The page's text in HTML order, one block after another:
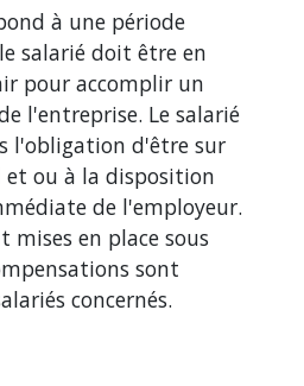
à une période
salarié doit être en
pour accomplir un
l'entreprise. Le salarié
l'obligation d'être sur
ou à la disposition
de l'employeur.
mises en place sous
sont
concernés.